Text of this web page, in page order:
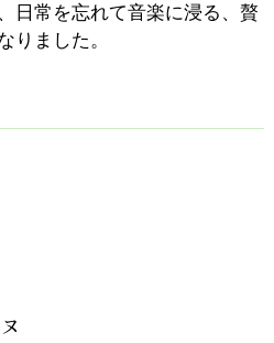
日常を忘れて音楽に浸る、贅
りました。